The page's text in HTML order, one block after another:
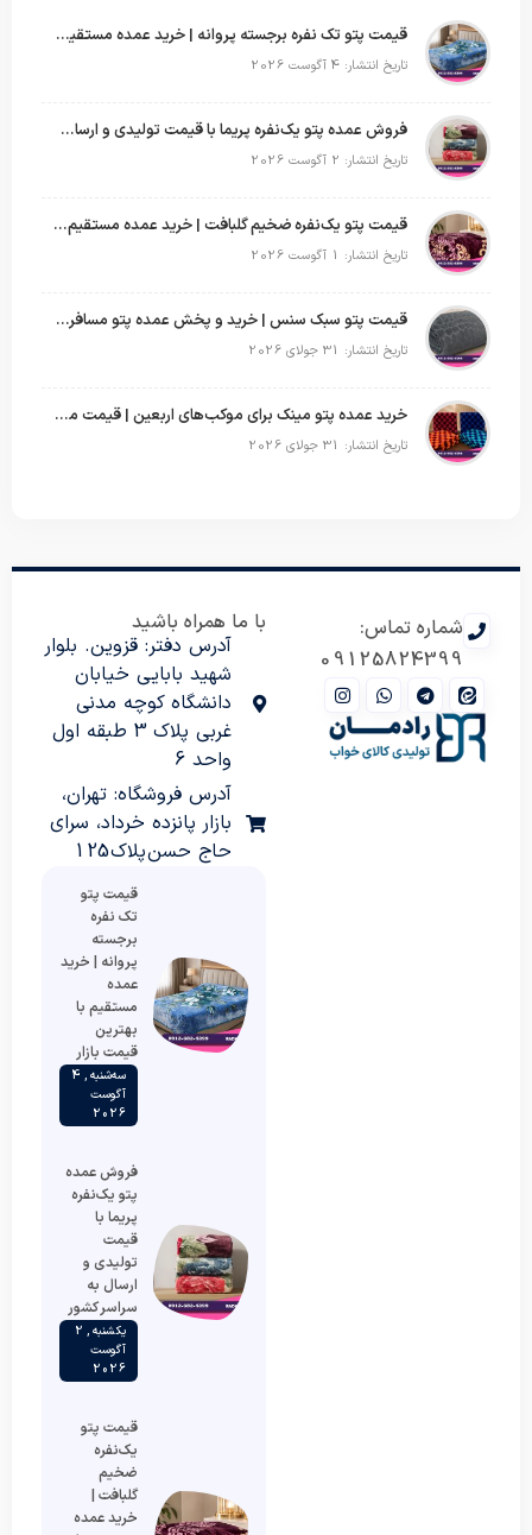
قیمت پتو تک نفره برجسته پروانه | خرید عمده مستقیم با بهترین قیمت بازار
تاریخ انتشار: 4 آگوست 2026
فروش عمده پتو یک‌نفره پریما با قیمت تولیدی و ارسال به سراسر کشور
تاریخ انتشار: 2 آگوست 2026
قیمت پتو یک‌نفره ضخیم گلبافت | خرید عمده مستقیم با بهترین قیمت
تاریخ انتشار: 1 آگوست 2026
قیمت پتو سبک سنس | خرید و پخش عمده پتو مسافرتی Sense
تاریخ انتشار: 31 جولای 2026
خرید عمده پتو مینک برای موکب‌های اربعین | قیمت مناسب و ارسال سریع
تاریخ انتشار: 31 جولای 2026
شماره تماس:
09125824399
با ما همراه باشید
آدرس دفتر: قزوین. بلوار
شهید بابایی خیابان
دانشگاه کوچه مدنی
غربی پلاک 3 طبقه اول
واحد 6
آدرس فروشگاه: تهران،
بازار پانزده خرداد، سرای
حاج حسن پلاک 125
قیمت پتو
تک نفره
برجسته
پروانه | خرید
عمده
مستقیم با
بهترین
قیمت بازار
سه‌شنبه , 4
آگوست
2026
فروش عمده
پتو یک‌نفره
پریما با
قیمت
تولیدی و
ارسال به
سراسر کشور
یکشنبه , 2
آگوست
2026
قیمت پتو
یک‌نفره
ضخیم
گلبافت |
خرید عمده